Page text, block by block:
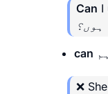
Can I
can
❌